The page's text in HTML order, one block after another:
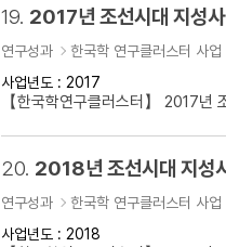
19. 2017년 조선시대 지성
연구성과
한국학 연구클러스터 사업
사업년도 : 2017
【한국학연구클러스터】 2017
20. 2018년 조선시대 지성
연구성과
한국학 연구클러스터 사업
사업년도 : 2018